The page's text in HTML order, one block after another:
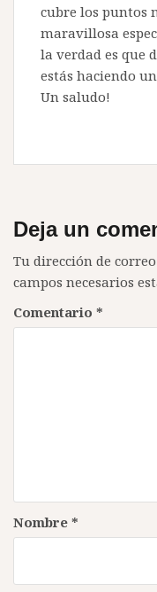
cubre los puntos
maravillosa
la verdad es que
estás haciendo
Un saludo!
Deja un
Tu dirección de
campos necesarios
Comentario *
Nombre *